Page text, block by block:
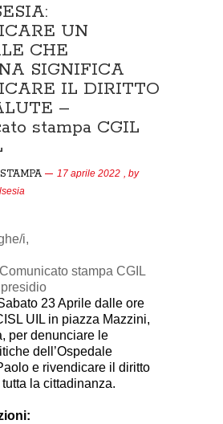
UN
CHE
SIGNIFICA
IL DIRITTO
–
stampa CGIL
17 aprile 2022 , by
i,
stampa CGIL
23 Aprile dalle ore
UIL in piazza Mazzini,
per denunciare le
dell’Ospedale
e rivendicare il diritto
la cittadinanza.